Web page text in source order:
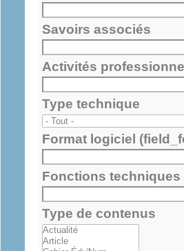
Savoirs associés
Activités
Type technique
Format logiciel
Fonctions techniques
Type de contenus